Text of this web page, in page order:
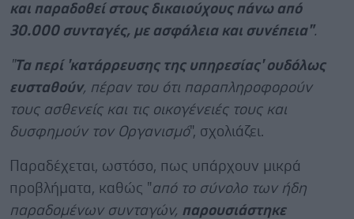
και παραδοθεί στους δικαιούχους πάνω από
30.000 συνταγές, με ασφάλεια και συνέπεια".
"Τα περί 'κατάρρευσης της υπηρεσίας' ουδόλως
ευσταθούν, πέραν του ότι παραπληροφορούν
τους ασθενείς και τις οικογένειές τους και
δυσφημούν τον Οργανισμό", σχολιάζει.
Παραδέχεται, ωστόσο, πως υπάρχουν μικρά
προβλήματα, καθώς "από το σύνολο των ήδη
παραδομένων συνταγών, παρουσιάστηκε